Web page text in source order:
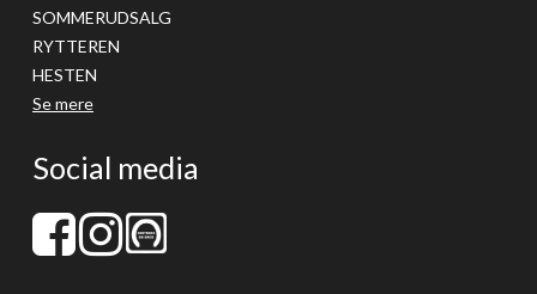
SOMMERUDSALG
RYTTEREN
HESTEN
Se mere
Social media